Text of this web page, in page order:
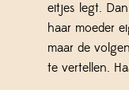
eitjes legt.
haar moeder
maar de
te vertellen.